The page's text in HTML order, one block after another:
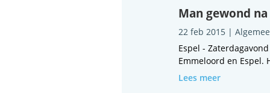
Man gewond
22 feb 2015|
Espel -
Emmeloord en Espel.
Lees meer